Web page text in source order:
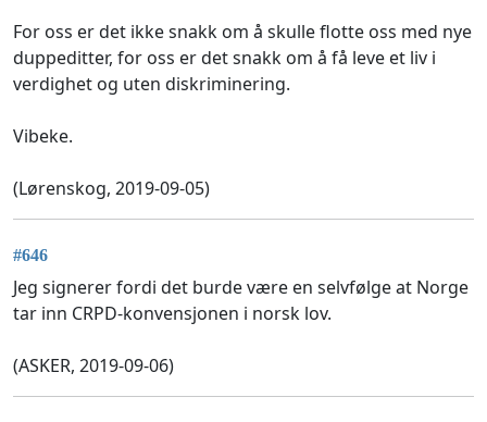
For oss er det ikke snakk om å skulle flotte oss med nye
duppeditter, for oss er det snakk om å få leve et liv i
verdighet og uten diskriminering.
Vibeke.
(Lørenskog, 2019-09-05)
#646
Jeg signerer fordi det burde være en selvfølge at Norge
tar inn CRPD-konvensjonen i norsk lov.
(ASKER, 2019-09-06)